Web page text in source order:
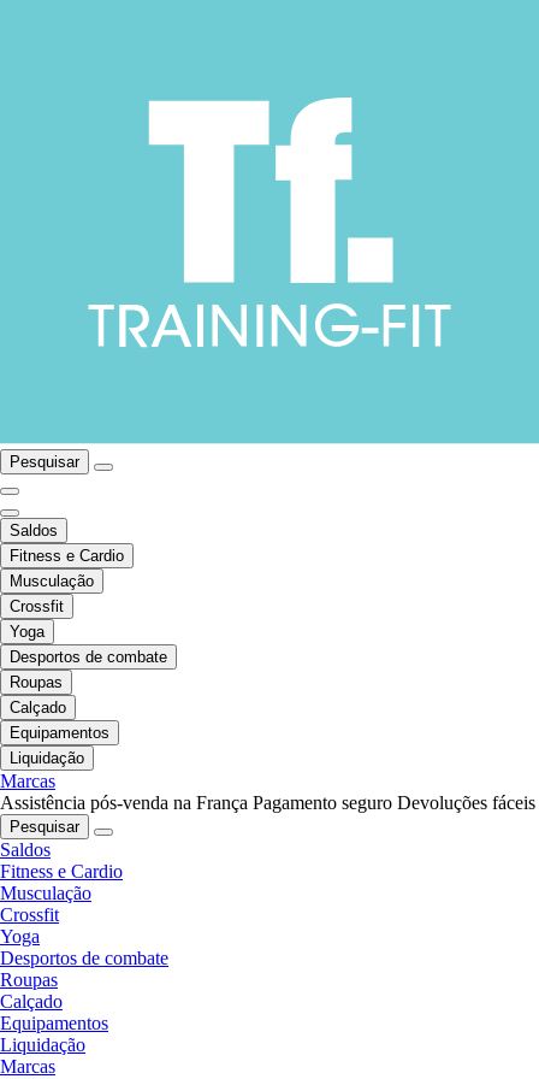
Pesquisar
Saldos
Fitness e Cardio
Musculação
Crossfit
Yoga
Desportos de combate
Roupas
Calçado
Equipamentos
Liquidação
Marcas
Assistência pós-venda na França Pagamento seguro Devoluções fáceis
Pesquisar
Saldos
Fitness e Cardio
Musculação
Crossfit
Yoga
Desportos de combate
Roupas
Calçado
Equipamentos
Liquidação
Marcas